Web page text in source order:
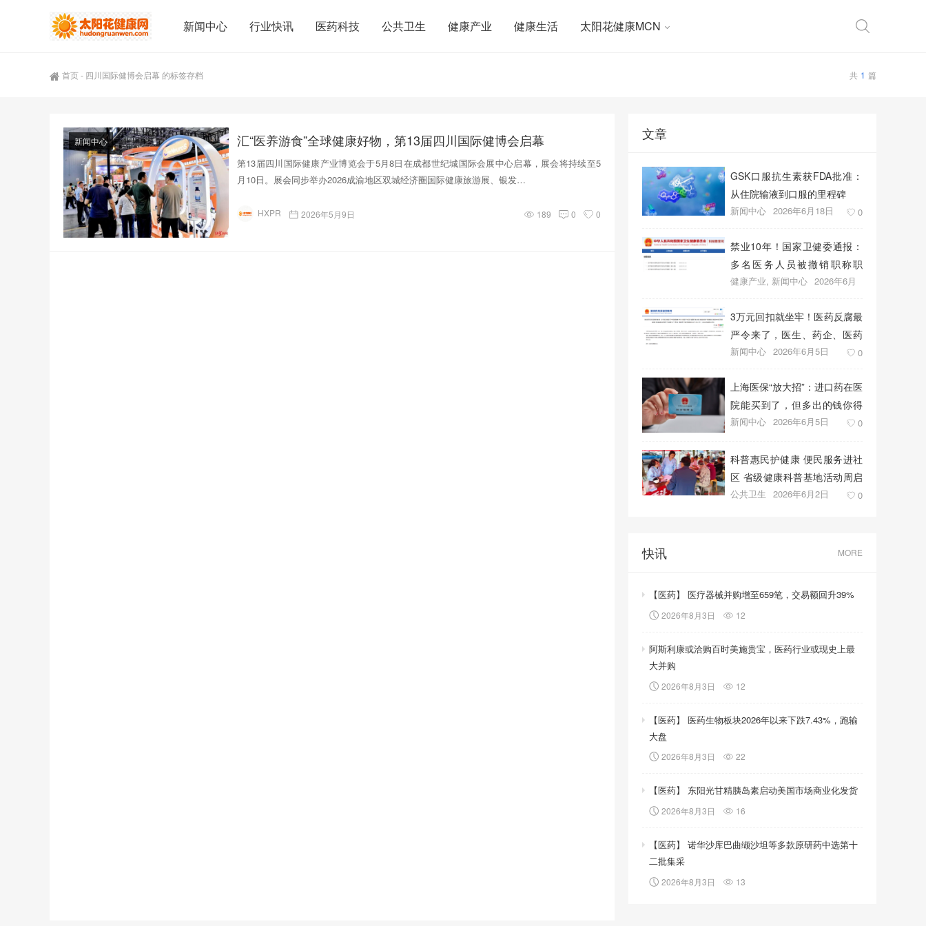
新闻中心 行业快讯 医药科技 公共卫生 健康产业 健康生活 太阳花健康MCN
首页- 四川国际健博会启幕 的标签存档 共 1 篇
汇“医养游食”全球健康好物，第13届四川国际健博会启幕
新闻中心
第13届四川国际健康产业博览会于5月8日在成都世纪城国际会展中心启幕，展会将持续至5
月10日。展会同步举办2026成渝地区双城经济圈国际健康旅游展、银发…
HXPR 2026年5月9日 189 0 0
文章
GSK口服抗生素获FDA批准：
从住院输液到口服的里程碑
新闻中心 2026年6月18日 0
禁业10年！国家卫健委通报：
多名医务人员被撤销职称职
务、取消晋升资格
健康产业, 新闻中心 2026年6月
3万元回扣就坐牢！医药反腐最
严令来了，医生、药企、医药
代表将无一幸免
新闻中心 2026年6月5日 0
上海医保“放大招”：进口药在医
院能买到了，但多出的钱你得
自己掏！
新闻中心 2026年6月5日 0
科普惠民护健康 便民服务进社
区 省级健康科普基地活动周启
幕
公共卫生 2026年6月2日 0
快讯 MORE
【医药】 医疗器械并购增至659笔，交易额回升39%
2026年8月3日 12
阿斯利康或洽购百时美施贵宝，医药行业或现史上最
大并购
2026年8月3日 12
【医药】 医药生物板块2026年以来下跌7.43%，跑输
大盘
2026年8月3日 22
【医药】 东阳光甘精胰岛素启动美国市场商业化发货
2026年8月3日 16
【医药】 诺华沙库巴曲缬沙坦等多款原研药中选第十
二批集采
2026年8月3日 13